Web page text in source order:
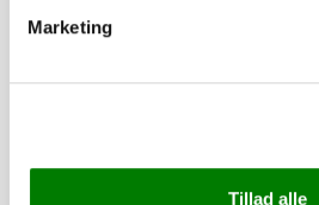
Marketing
Tillad alle